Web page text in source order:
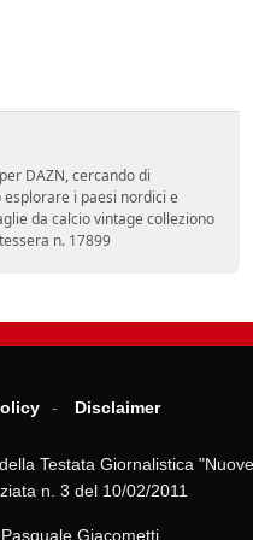
DAZN, cercando di
i paesi nordici e
da calcio vintage colleziono
n. 17899
Disclaimer
Testata Giornalistica
n. 3 del 10/02/2011
Pasquale Giacometti